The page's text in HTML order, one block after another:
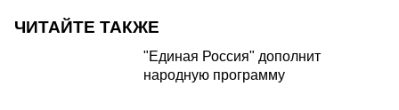
ЧИТАЙТЕ ТАКЖЕ
"Единая Россия" дополнит
народную программу